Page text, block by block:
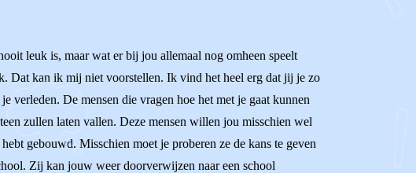
leuk is, maar wat er bij jou allemaal nog omheen speelt
Dat kan ik mij niet voorstellen. Ik vind het heel erg dat jij je zo
verleden. De mensen die vragen hoe het met je gaat kunnen
zullen laten vallen. Deze mensen willen jou misschien wel
gebouwd. Misschien moet je proberen ze de kans te geven
Zij kan jouw weer doorverwijzen naar een school